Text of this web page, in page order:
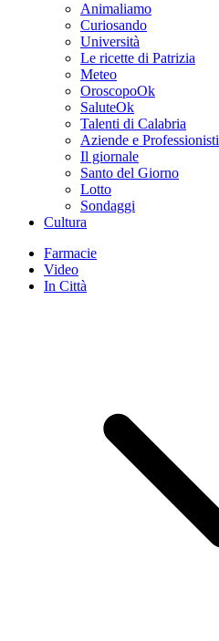
Animaliamo
Curiosando
Università
Le ricette di Patrizia
Meteo
OroscopoOk
SaluteOk
Talenti di Calabria
Aziende e Professionisti
Il giornale
Santo del Giorno
Lotto
Sondaggi
Cultura
Farmacie
Video
In Città